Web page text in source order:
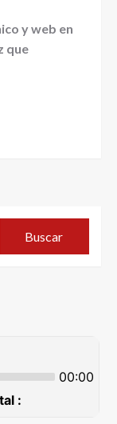
y web en
que